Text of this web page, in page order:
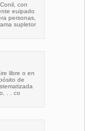
con
euipado
personas,
supletor
libre o en
de
. . co